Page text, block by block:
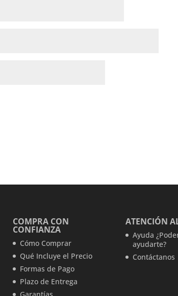
COMPRA CON
CONFIANZA
Cómo Comprar
Qué Incluye el Precio
Formas de Pago
Plazo de Entrega
ATENCIÓN
Ayuda
ayudarte?
Contáctanos